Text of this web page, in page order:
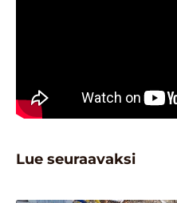
Lue seuraavaksi